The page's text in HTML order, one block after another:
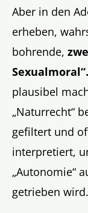
Aber in den
erheben,
bohrende,
Sexualmoral“.
plausibel
„Naturrecht“
gefiltert und
interpretiert,
„Autonomie“
getrieben wird.